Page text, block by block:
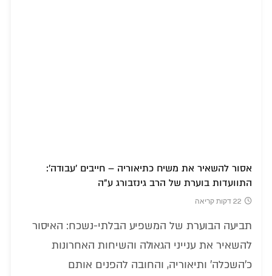
אסור להשאיר את משיח כתיאוריה – חייבים 'עבודה':
התוועדות בוערת של הרב גינזבורג ע"ה
22 דקות קריאה
תביעה הבוערת של המשפיע הבלתי-נשכח: האיסור
להשאיר את ענייני הגאולה והשיחות האחרונות
כ'השכלה' ותיאוריה, והחובה להפנים אותם